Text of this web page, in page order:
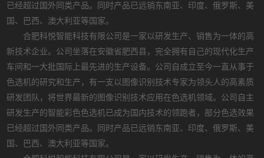
已经超过国外同类产品。同时产品已远销东南亚、印度、俄罗斯、美
国、巴西、澳大利亚等国家。
合肥科悦智能科技有限公司是一家以研发生产、销售为一体的高
新技术企业。公司坐落在安徽省肥西县，完全拥有自己的现代化生产
车间和一大批国际上最先进的生产设备。公司自成立至今一直从事于
色选机的研究和生产，有一支以图像识别技术专家为领头人的高素质
研发团队，将世界最新的图像识别技术应用在色选机领域。公司自主
研发生产的智能彩色色选机已成为国内技术的领跑者，部分色选效果
已经超过国外同类产品。同时产品已远销东南亚、印度、俄罗斯、美
国、巴西、澳大利亚等国家。